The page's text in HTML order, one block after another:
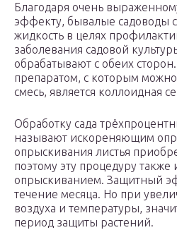
Благодаря очень
эффекту, бывалые садоводы
жидкость в целях
заболевания садовой
обрабатывают с обеих
препаратом, с которым
смесь, является коллоидная
Обработку сада
называют искореняющим
опрыскивания листья
поэтому эту процедуру
опрыскиванием. Защитный
течение месяца. Но при
воздуха и температуры,
период защиты растений.